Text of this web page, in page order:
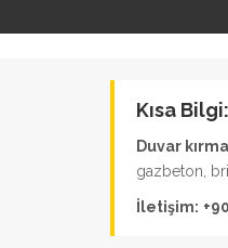
Kısa
Duvar kırma
gazbeton,
İletişim: